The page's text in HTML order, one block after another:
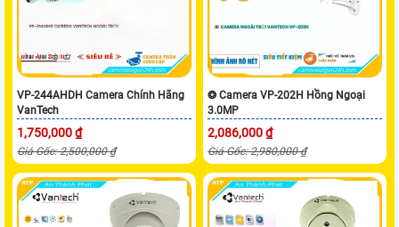
VP-244AHDH Camera Chính Hãng
VanTech
1,750,000 ₫
Giá Gốc: 2,500,000 ₫
❂ Camera VP-202H Hồng Ngoại
3.0MP
2,086,000 ₫
Giá Gốc: 2,980,000 ₫